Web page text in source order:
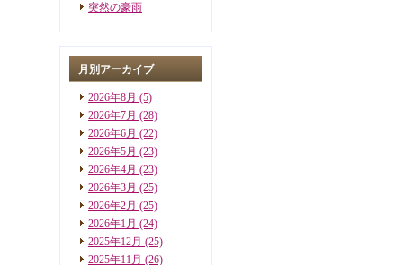
突然の豪雨
月別アーカイブ
2026年8月 (5)
2026年7月 (28)
2026年6月 (22)
2026年5月 (23)
2026年4月 (23)
2026年3月 (25)
2026年2月 (25)
2026年1月 (24)
2025年12月 (25)
2025年11月 (26)